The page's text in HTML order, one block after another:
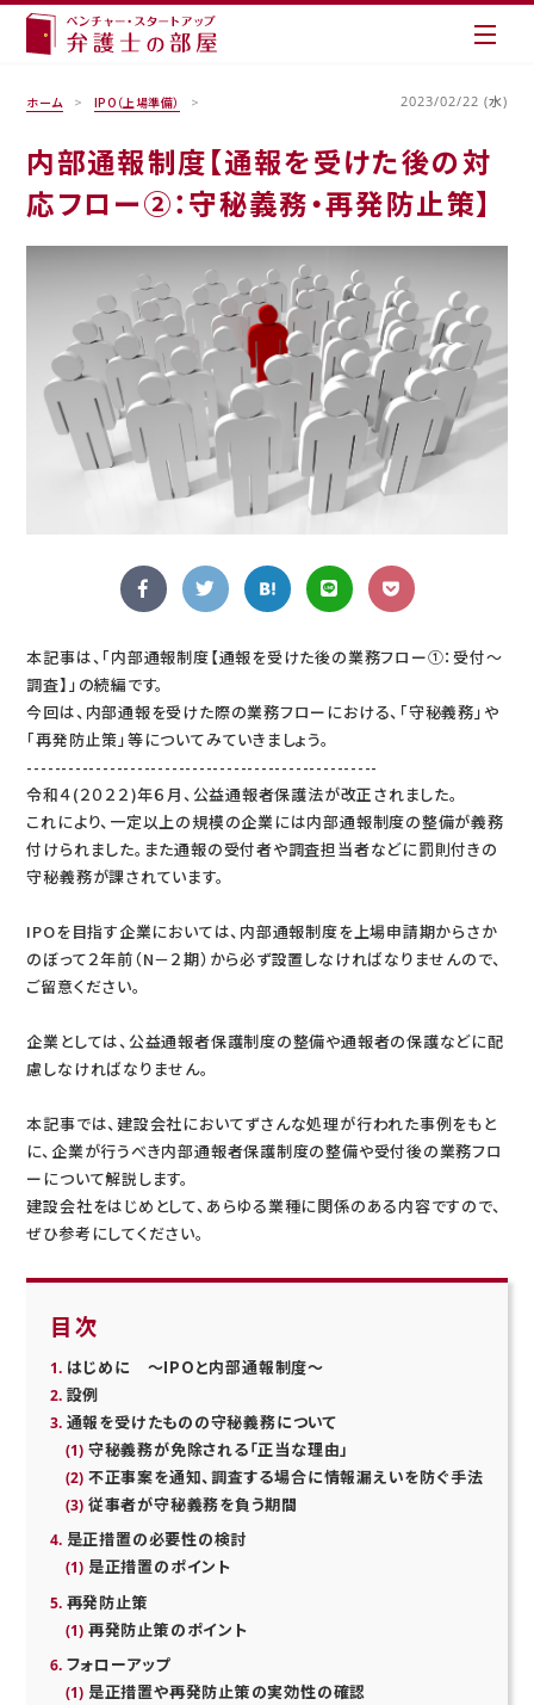
ホーム IPO（上場準備） 2023/02/22 (水)
内部通報制度【通報を受けた後の対
応フロー②：守秘義務・再発防止策】
本記事は、「内部通報制度【通報を受けた後の業務フロー①：受付～
調査】」の続編です。
今回は、内部通報を受けた際の業務フローにおける、「守秘義務」や
「再発防止策」等についてみていきましょう。
---------------------------------------------------
令和４(２０２２)年６月、公益通報者保護法が改正されました。
これにより、一定以上の規模の企業には内部通報制度の整備が義務
付けられました。また通報の受付者や調査担当者などに罰則付きの
守秘義務が課されています。
IPOを目指す企業においては、内部通報制度を上場申請期からさか
のぼって２年前（N－２期）から必ず設置しなければなりませんので、
ご留意ください。
企業としては、公益通報者保護制度の整備や通報者の保護などに配
慮しなければなりません。
本記事では、建設会社においてずさんな処理が行われた事例をもと
に、企業が行うべき内部通報者保護制度の整備や受付後の業務フロ
ーについて解説します。
建設会社をはじめとして、あらゆる業種に関係のある内容ですので、
ぜひ参考にしてください。
目次
はじめに ～IPOと内部通報制度～
設例
通報を受けたものの守秘義務について
守秘義務が免除される「正当な理由」
不正事案を通知、調査する場合に情報漏えいを防ぐ手法
従事者が守秘義務を負う期間
是正措置の必要性の検討
是正措置のポイント
再発防止策
再発防止策のポイント
フォローアップ
是正措置や再発防止策の実効性の確認